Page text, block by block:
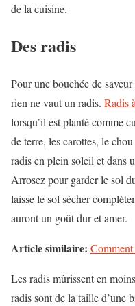
de la cuisine.
Des radis
Pour une bouchée de
rien ne vaut un radis. Radis
lorsqu’il est planté comme
de terre, les carottes, le
radis en plein soleil et dans
Arrosez pour garder le sol
laisse le sol sécher
auront un goût dur et amer.
Article similaire:
Les radis mûrissent en
radis sont de la taille d’une